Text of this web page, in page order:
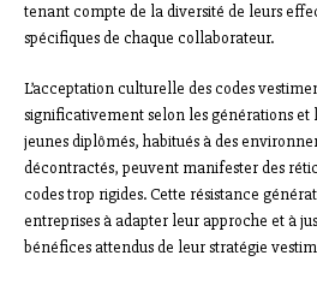
tenant compte de la diversité de leurs
spécifiques de chaque collaborateur.
L’acceptation culturelle des codes
significativement selon les générations et
jeunes diplômés, habitués à des
décontractés, peuvent manifester des
codes trop rigides. Cette résistance
entreprises à adapter leur approche et à
bénéfices attendus de leur stratégie